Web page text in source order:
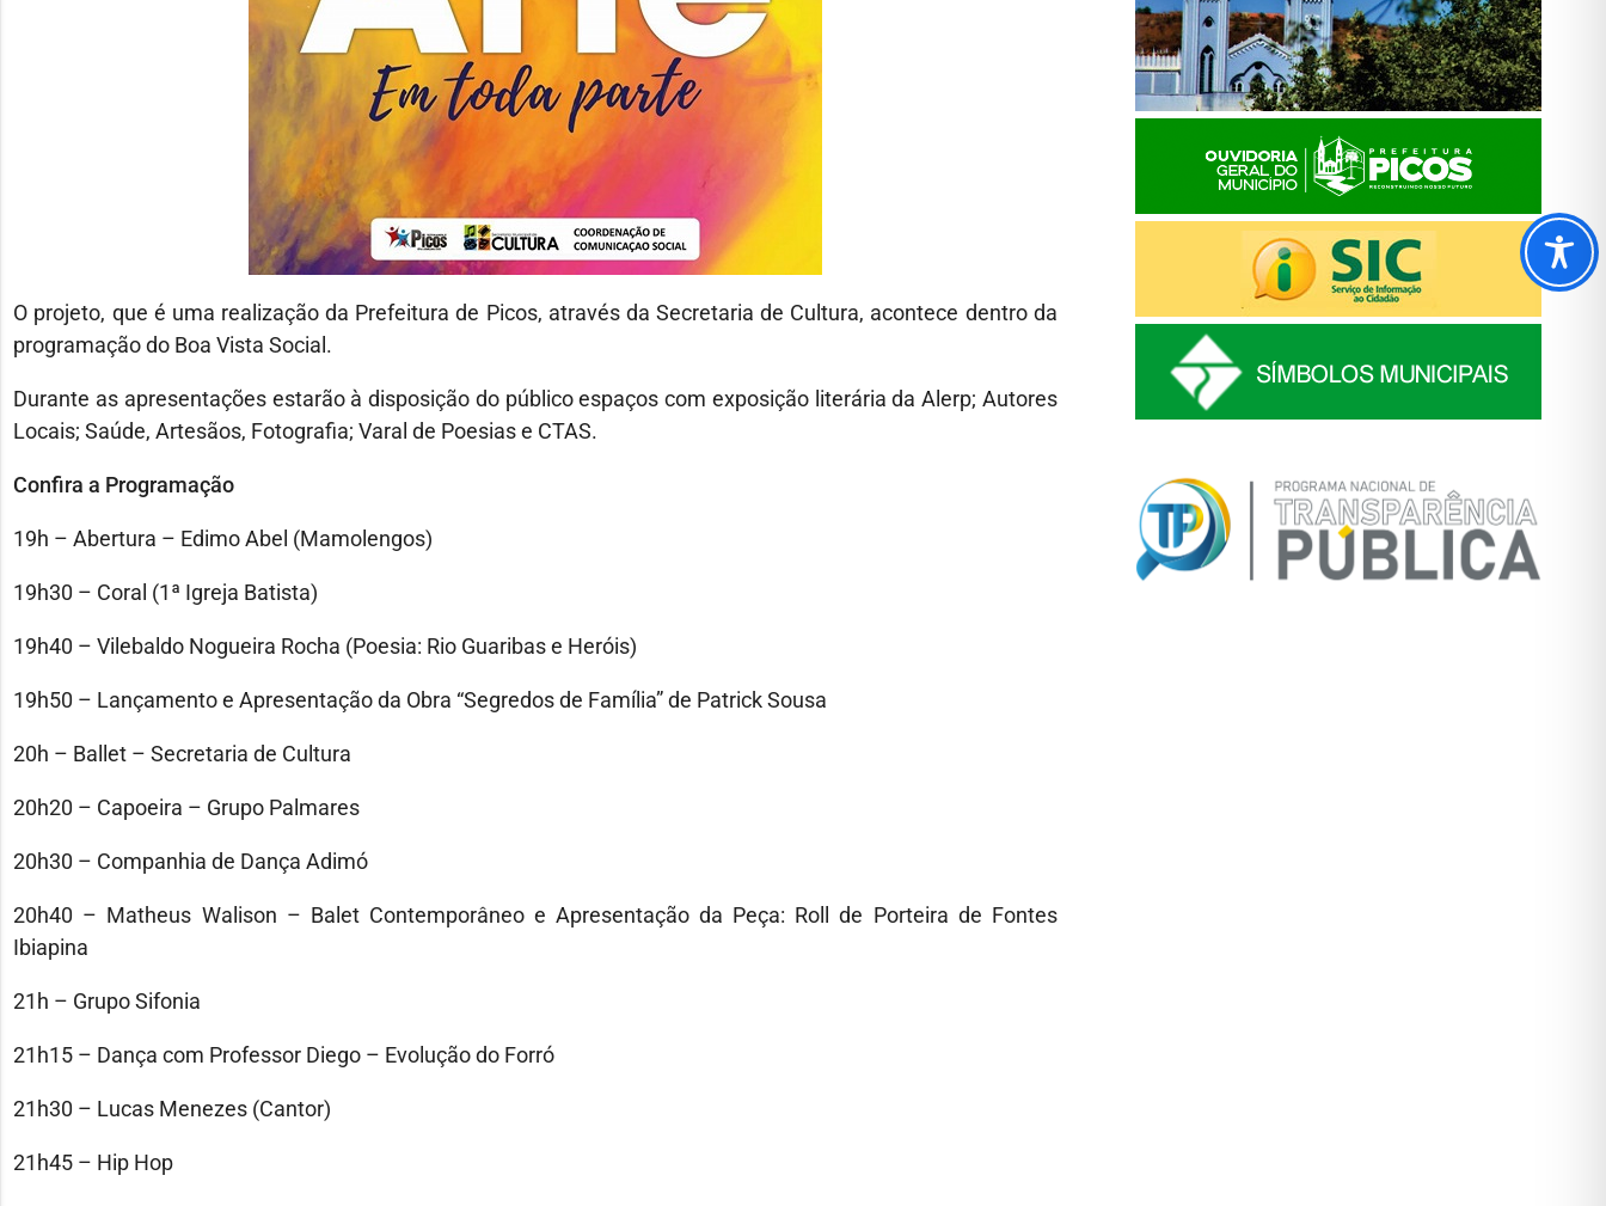
O projeto, que é uma realização da Prefeitura de Picos, através da Secretaria de Cultura, acontece dentro da
programação do Boa Vista Social.
Durante as apresentações estarão à disposição do público espaços com exposição literária da Alerp; Autores
Locais; Saúde, Artesãos, Fotografia; Varal de Poesias e CTAS.
Confira a Programação
19h – Abertura – Edimo Abel (Mamolengos)
19h30 – Coral (1ª Igreja Batista)
19h40 – Vilebaldo Nogueira Rocha (Poesia: Rio Guaribas e Heróis)
19h50 – Lançamento e Apresentação da Obra “Segredos de Família” de Patrick Sousa
20h – Ballet – Secretaria de Cultura
20h20 – Capoeira – Grupo Palmares
20h30 – Companhia de Dança Adimó
20h40 – Matheus Walison – Balet Contemporâneo e Apresentação da Peça: Roll de Porteira de Fontes
Ibiapina
21h – Grupo Sifonia
21h15 – Dança com Professor Diego – Evolução do Forró
21h30 – Lucas Menezes (Cantor)
21h45 – Hip Hop